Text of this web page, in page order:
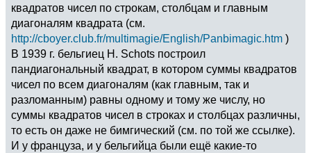
квадратов чисел по строкам, столбцам и главным
диагоналям квадрата (см.
http://cboyer.club.fr/multimagie/English/Panbimagic.htm )
В 1939 г. бельгиец H. Schots построил
пандиагональный квадрат, в котором суммы квадратов
чисел по всем диагоналям (как главным, так и
разломанным) равны одному и тому же числу, но
суммы квадратов чисел в строках и столбцах различны,
то есть он даже не бимгический (см. по той же ссылке).
И у француза, и у бельгийца были ещё какие-то